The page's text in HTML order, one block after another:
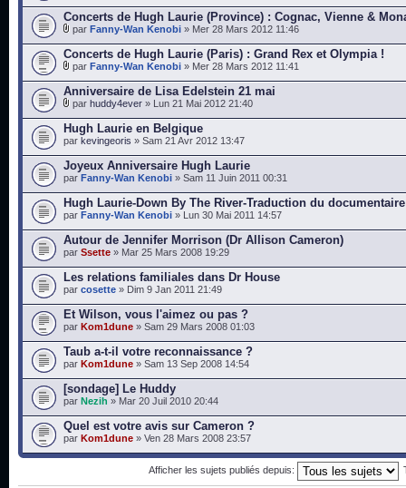
Concerts de Hugh Laurie (Province) : Cognac, Vienne &
par Fanny-Wan Kenobi » Mer 28 Mars 2012 11:46
Concerts de Hugh Laurie (Paris) : Grand Rex et Olympia !
par Fanny-Wan Kenobi » Mer 28 Mars 2012 11:41
Anniversaire de Lisa Edelstein 21 mai
par huddy4ever » Lun 21 Mai 2012 21:40
Hugh Laurie en Belgique
par kevingeoris » Sam 21 Avr 2012 13:47
Joyeux Anniversaire Hugh Laurie
par Fanny-Wan Kenobi » Sam 11 Juin 2011 00:31
Hugh Laurie-Down By The River-Traduction du documentaire
par Fanny-Wan Kenobi » Lun 30 Mai 2011 14:57
Autour de Jennifer Morrison (Dr Allison Cameron)
par Ssette » Mar 25 Mars 2008 19:29
Les relations familiales dans Dr House
par cosette » Dim 9 Jan 2011 21:49
Et Wilson, vous l'aimez ou pas ?
par Kom1dune » Sam 29 Mars 2008 01:03
Taub a-t-il votre reconnaissance ?
par Kom1dune » Sam 13 Sep 2008 14:54
[sondage] Le Huddy
par Nezih » Mar 20 Juil 2010 20:44
Quel est votre avis sur Cameron ?
par Kom1dune » Ven 28 Mars 2008 23:57
Afficher les sujets publiés depuis: